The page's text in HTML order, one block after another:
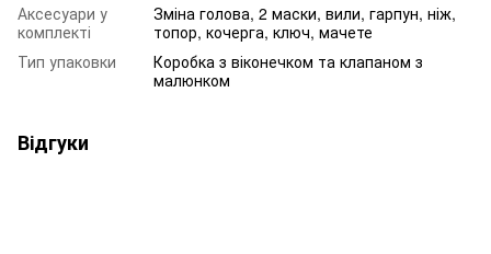
Аксесуари у
комплекті
Зміна голова, 2 маски, вили, гарпун, ніж,
топор, кочерга, ключ, мачете
Тип упаковки
Коробка з віконечком та клапаном з
малюнком
Відгуки